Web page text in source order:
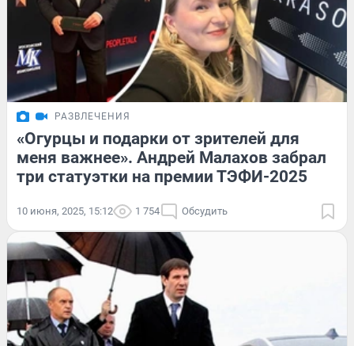
РАЗВЛЕЧЕНИЯ
«Огурцы и подарки от зрителей для
меня важнее». Андрей Малахов забрал
три статуэтки на премии ТЭФИ-2025
10 июня, 2025, 15:12 1 754 Обсудить